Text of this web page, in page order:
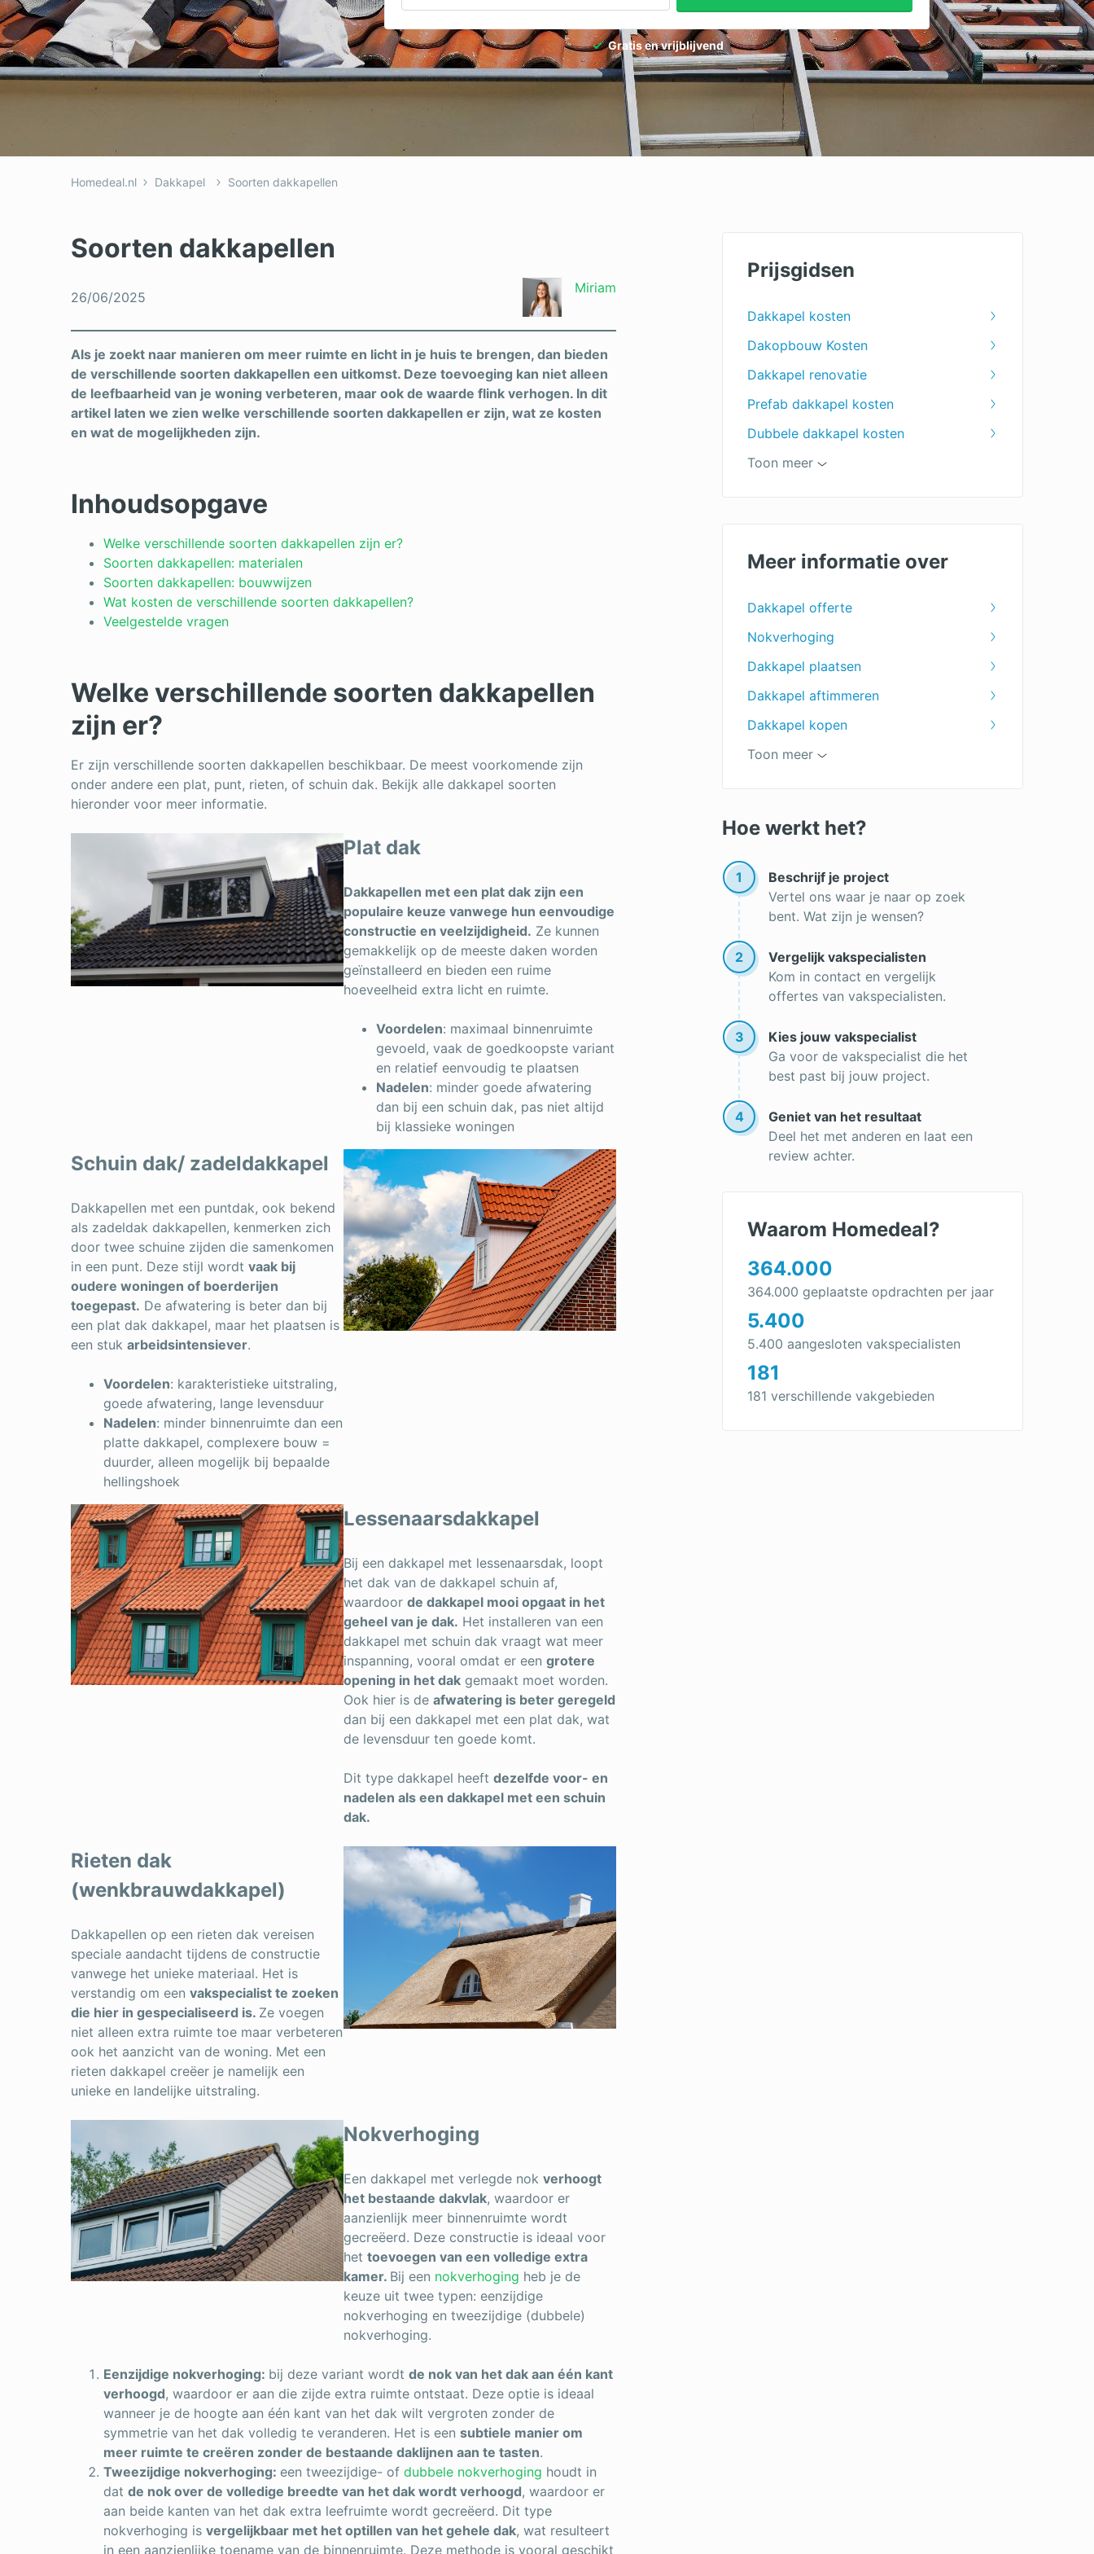
Dakkapel
Dakraam
Elektricien
Laadpalen
Loodgieter
Ongediertebestrijding
Tuinonderhoud
Ventilatie
Gratis en vrijblijvend
Homedeal.nl Dakkapel Soorten dakkapellen
Soorten dakkapellen
26/06/2025
Miriam
Als je zoekt naar manieren om meer ruimte en licht in je huis te brengen, dan bieden
de verschillende soorten dakkapellen een uitkomst. Deze toevoeging kan niet alleen
de leefbaarheid van je woning verbeteren, maar ook de waarde flink verhogen. In dit
artikel laten we zien welke verschillende soorten dakkapellen er zijn, wat ze kosten
en wat de mogelijkheden zijn.
Inhoudsopgave
Welke verschillende soorten dakkapellen zijn er?
Soorten dakkapellen: materialen
Soorten dakkapellen: bouwwijzen
Wat kosten de verschillende soorten dakkapellen?
Veelgestelde vragen
Welke verschillende soorten dakkapellen
zijn er?
Er zijn verschillende soorten dakkapellen beschikbaar. De meest voorkomende zijn
onder andere een plat, punt, rieten, of schuin dak. Bekijk alle dakkapel soorten
hieronder voor meer informatie.
Plat dak
Dakkapellen met een plat dak zijn een
populaire keuze vanwege hun eenvoudige
constructie en veelzijdigheid. Ze kunnen
gemakkelijk op de meeste daken worden
geïnstalleerd en bieden een ruime
hoeveelheid extra licht en ruimte.
Voordelen: maximaal binnenruimte
gevoeld, vaak de goedkoopste variant
en relatief eenvoudig te plaatsen
Nadelen: minder goede afwatering
dan bij een schuin dak, pas niet altijd
bij klassieke woningen
Schuin dak/ zadeldakkapel
Dakkapellen met een puntdak, ook bekend
als zadeldak dakkapellen, kenmerken zich
door twee schuine zijden die samenkomen
in een punt. Deze stijl wordt vaak bij
oudere woningen of boerderijen
toegepast. De afwatering is beter dan bij
een plat dak dakkapel, maar het plaatsen is
een stuk arbeidsintensiever.
Voordelen: karakteristieke uitstraling,
goede afwatering, lange levensduur
Nadelen: minder binnenruimte dan een
platte dakkapel, complexere bouw =
duurder, alleen mogelijk bij bepaalde
hellingshoek
Lessenaarsdakkapel
Bij een dakkapel met lessenaarsdak, loopt
het dak van de dakkapel schuin af,
waardoor de dakkapel mooi opgaat in het
geheel van je dak. Het installeren van een
dakkapel met schuin dak vraagt wat meer
inspanning, vooral omdat er een grotere
opening in het dak gemaakt moet worden.
Ook hier is de afwatering is beter geregeld
dan bij een dakkapel met een plat dak, wat
de levensduur ten goede komt.
Dit type dakkapel heeft dezelfde voor- en
nadelen als een dakkapel met een schuin
dak.
Rieten dak
(wenkbrauwdakkapel)
Dakkapellen op een rieten dak vereisen
speciale aandacht tijdens de constructie
vanwege het unieke materiaal. Het is
verstandig om een vakspecialist te zoeken
die hier in gespecialiseerd is. Ze voegen
niet alleen extra ruimte toe maar verbeteren
ook het aanzicht van de woning. Met een
rieten dakkapel creëer je namelijk een
unieke en landelijke uitstraling.
Nokverhoging
Een dakkapel met verlegde nok verhoogt
het bestaande dakvlak, waardoor er
aanzienlijk meer binnenruimte wordt
gecreëerd. Deze constructie is ideaal voor
het toevoegen van een volledige extra
kamer. Bij een nokverhoging heb je de
keuze uit twee typen: eenzijdige
nokverhoging en tweezijdige (dubbele)
nokverhoging.
Eenzijdige nokverhoging: bij deze variant wordt de nok van het dak aan één kant
verhoogd, waardoor er aan die zijde extra ruimte ontstaat. Deze optie is ideaal
wanneer je de hoogte aan één kant van het dak wilt vergroten zonder de
symmetrie van het dak volledig te veranderen. Het is een subtiele manier om
meer ruimte te creëren zonder de bestaande daklijnen aan te tasten.
Tweezijdige nokverhoging: een tweezijdige- of dubbele nokverhoging houdt in
dat de nok over de volledige breedte van het dak wordt verhoogd, waardoor er
aan beide kanten van het dak extra leefruimte wordt gecreëerd. Dit type
nokverhoging is vergelijkbaar met het optillen van het gehele dak, wat resulteert
in een aanzienlijke toename van de binnenruimte. Deze methode is vooral geschikt
Prijsgidsen
Dakkapel kosten
Dakopbouw Kosten
Dakkapel renovatie
Prefab dakkapel kosten
Dubbele dakkapel kosten
Zinken dakkapel kosten
Dakkapellen specialist
Kunststof dakkapel
kosten dakkapel plaatsen
Aluminium dakkapel
Houten dakkapel
Polyester dakkapel
Dakkapel vergunning
Toon meer
Meer informatie over
Dakkapel offerte
Nokverhoging
Dakkapel plaatsen
Dakkapel aftimmeren
Dakkapel kopen
Regels dakkapel
Dakkapel isoleren
Maat dakkapellen
dakopbouw
Houten dakkapel
Dakkapel vergelijken
Dubbele dakkapel
Polyester dakkapel
Dakkapel vervangen
Nieuwe Dakkapel
Dakkapel in 1 dag
Dakkapel bouwen: van kosten tot
dakkapel renovatie
dakkapel op maat
Dakkapel groot
Dakkapel schuin dak
Toon meer
Hoe werkt het?
1
Beschrijf je project
Vertel ons waar je naar op zoek
bent. Wat zijn je wensen?
2
Vergelijk vakspecialisten
Kom in contact en vergelijk
offertes van vakspecialisten.
3
Kies jouw vakspecialist
Ga voor de vakspecialist die het
best past bij jouw project.
4
Geniet van het resultaat
Deel het met anderen en laat een
review achter.
Waarom Homedeal?
364.000
364.000 geplaatste opdrachten per jaar
5.400
5.400 aangesloten vakspecialisten
181
181 verschillende vakgebieden